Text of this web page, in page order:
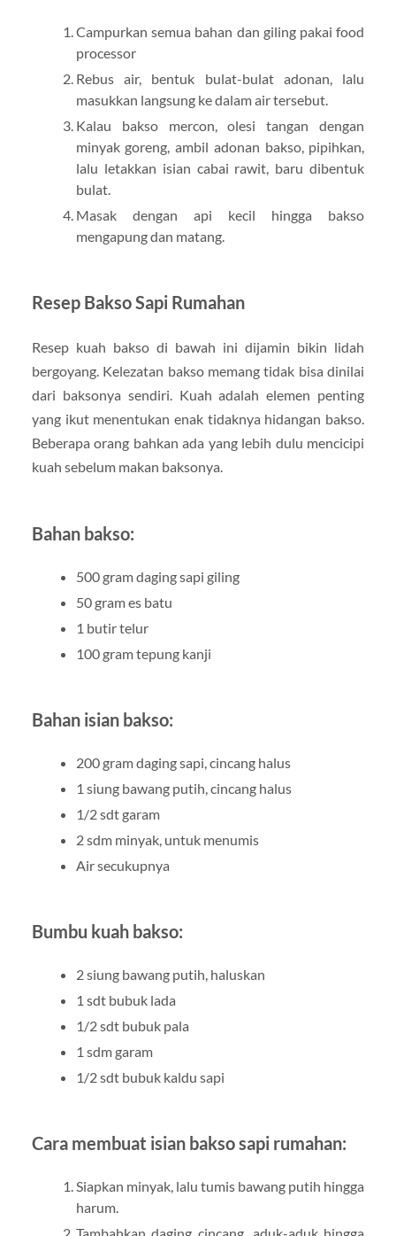
Campurkan semua bahan dan giling pakai food
processor
Rebus air, bentuk bulat-bulat adonan, lalu
masukkan langsung ke dalam air tersebut.
Kalau bakso mercon, olesi tangan dengan
minyak goreng, ambil adonan bakso, pipihkan,
lalu letakkan isian cabai rawit, baru dibentuk
bulat.
Masak dengan api kecil hingga bakso
mengapung dan matang.
Resep Bakso Sapi Rumahan
Resep kuah bakso di bawah ini dijamin bikin lidah
bergoyang. Kelezatan bakso memang tidak bisa dinilai
dari baksonya sendiri. Kuah adalah elemen penting
yang ikut menentukan enak tidaknya hidangan bakso.
Beberapa orang bahkan ada yang lebih dulu mencicipi
kuah sebelum makan baksonya.
Bahan bakso:
500 gram daging sapi giling
50 gram es batu
1 butir telur
100 gram tepung kanji
Bahan isian bakso:
200 gram daging sapi, cincang halus
1 siung bawang putih, cincang halus
1/2 sdt garam
2 sdm minyak, untuk menumis
Air secukupnya
Bumbu kuah bakso:
2 siung bawang putih, haluskan
1 sdt bubuk lada
1/2 sdt bubuk pala
1 sdm garam
1/2 sdt bubuk kaldu sapi
Cara membuat isian bakso sapi rumahan:
Siapkan minyak, lalu tumis bawang putih hingga
harum.
Tambahkan daging cincang, aduk-aduk hingga